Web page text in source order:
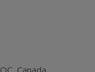
QC, Canada